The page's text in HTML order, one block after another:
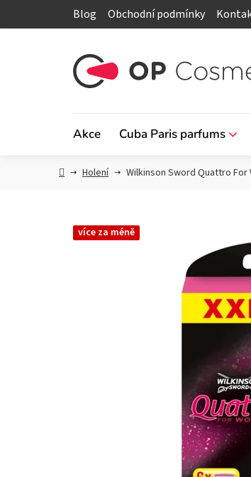
Blog Obchodní podmínky
Akce Cuba Paris parfums
DomůHolení Wilkinson Sword Quattro
více za méně